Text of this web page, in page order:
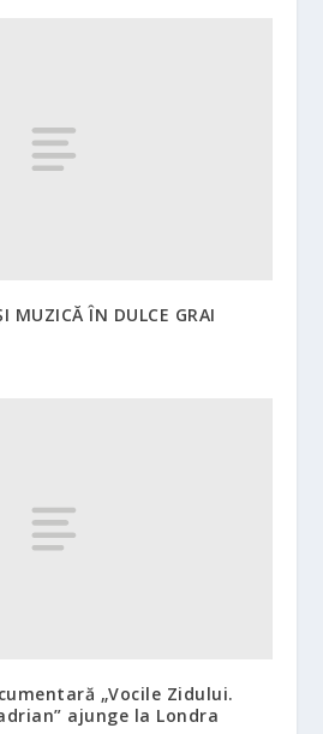
MUZICĂ ÎN DULCE GRAI
„Vocile Zidului.
ajunge la Londra